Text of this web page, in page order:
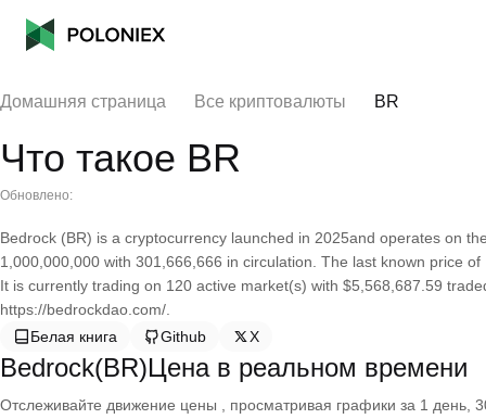
Домашняя страница Все криптовалюты BR
Что такое BR
Обновлено:
Bedrock (BR) is a cryptocurrency launched in 2025and operates on
1,000,000,000 with 301,666,666 in circulation. The last known price
It is currently trading on 120 active market(s) with $5,568,687.59
https://bedrockdao.com/.
Белая книга
Github X
Bedrock(BR)Цена в реальном времени
Отслеживайте движение цены , просматривая графики за 1 день,